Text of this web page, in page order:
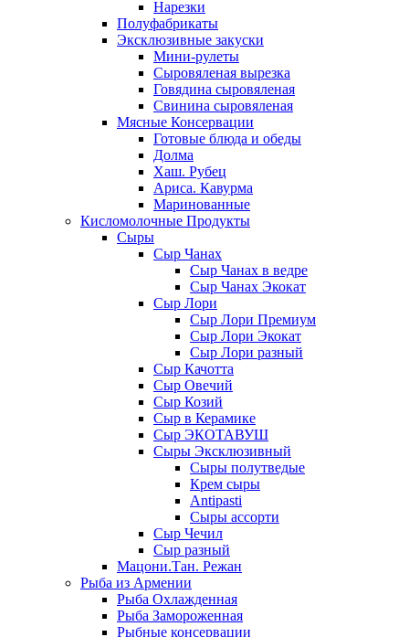
Нарезки
Полуфабрикаты
Эксклюзивные закуски
Мини-рулеты
Сыровяленая вырезка
Говядина сыровяленая
Свинина сыровяленая
Мясные Консервации
Готовые блюда и обеды
Долма
Хаш. Рубец
Ариса. Кавурма
Маринованные
Кисломолочные Продукты
Сыры
Сыр Чанах
Сыр Чанах в ведре
Сыр Чанах Экокат
Сыр Лори
Сыр Лори Премиум
Сыр Лори Экокат
Сыр Лори разный
Сыр Качотта
Сыр Овечий
Сыр Козий
Сыр в Керамике
Сыр ЭКОТАВУШ
Сыры Эксклюзивный
Сыры полутведые
Крем сыры
Antipasti
Сыры ассорти
Сыр Чечил
Сыр разный
Мацони.Тан. Режан
Рыба из Армении
Рыба Охлажденная
Рыба Замороженная
Рыбные консервации